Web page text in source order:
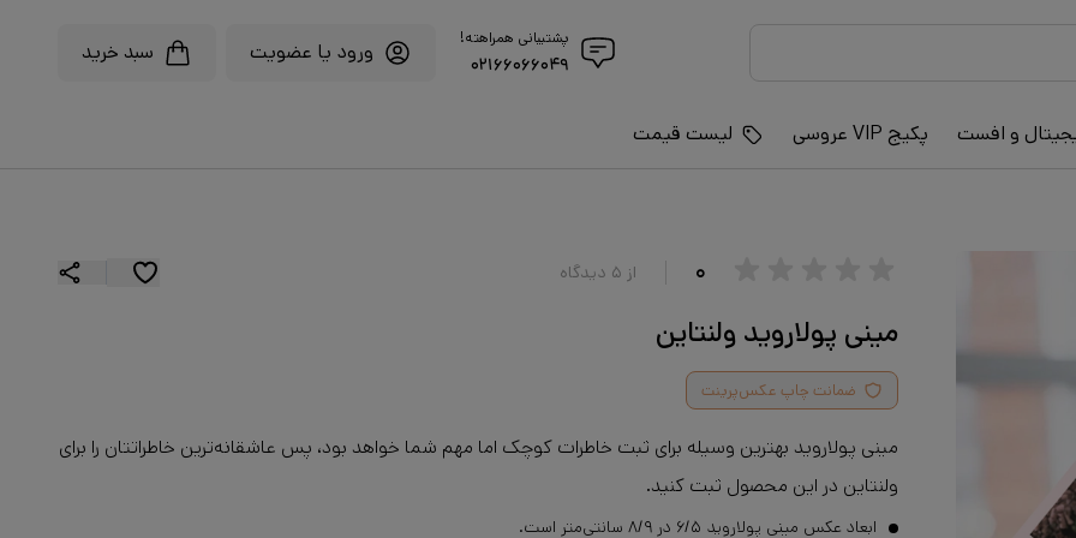
پشتیبانی همراهته!
۰۲۱۶۶۰۶۶۰۴۹ ورود یا عضویت سبد خرید
و افست پکیج VIP عروسی لیست قیمت
۰ از ۵ دیدگاه
مینی پولاروید ولنتاین
ضمانت چاپ عکس‌پرینت
مینی پولاروید بهترین وسیله برای ثبت خاطرات کوچک اما مهم شما خواهد بود، پس عاشقانه‌ترین خاطراتتان را برای
ولنتاین در این محصول ثبت کنید.
ابعاد عکس مینی پولاروید ۶/۵ در ۸/۹ سانتی‌متر است.